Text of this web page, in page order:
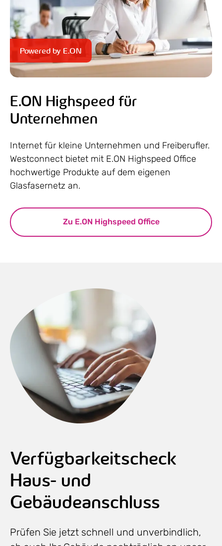
Powered by E.ON
E.ON Highspeed für
Unternehmen
Internet für kleine Unternehmen und Freiberufler.
Westconnect bietet mit E.ON Highspeed Office
hochwertige Produkte auf dem eigenen
Glasfasernetz an.
Zu E.ON Highspeed Office
Verfügbarkeitscheck
Haus- und
Gebäudeanschluss
Prüfen Sie jetzt schnell und unverbindlich,